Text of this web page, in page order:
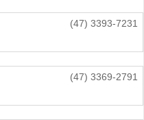
(47) 3393-7231
(47) 3369-2791